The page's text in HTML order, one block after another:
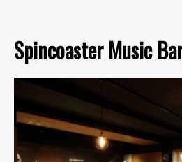
Spincoaster Music